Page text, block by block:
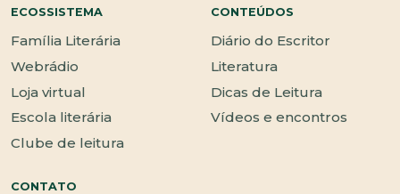
ECOSSISTEMA
Família Literária
Webrádio
Loja virtual
Escola literária
Clube de leitura
CONTEÚDOS
Diário do Escritor
Literatura
Dicas de Leitura
Vídeos e encontros
CONTATO